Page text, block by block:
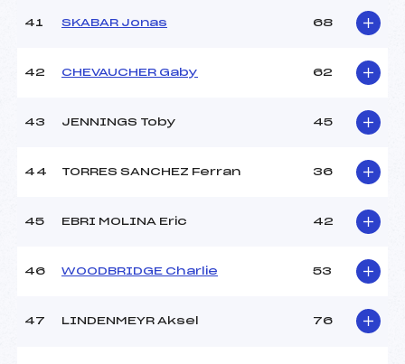
41 SKABAR Jonas 68
42 CHEVAUCHER Gaby 62
43 JENNINGS Toby 45
44 TORRES SANCHEZ Ferran 36
45 EBRI MOLINA Eric 42
46 WOODBRIDGE Charlie 53
47 LINDENMEYR Aksel 76